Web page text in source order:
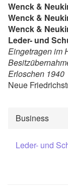
Wenck &
Wenck &
Wenck &
Leder- und
Eingetragen im
Erloschen 1940
Neue
Business
Leder- und